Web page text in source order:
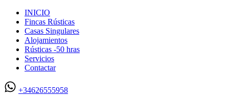
INICIO
Fincas Rústicas
Casas Singulares
Alojamientos
Rústicas -50 hras
Servicios
Contactar
+34626555958